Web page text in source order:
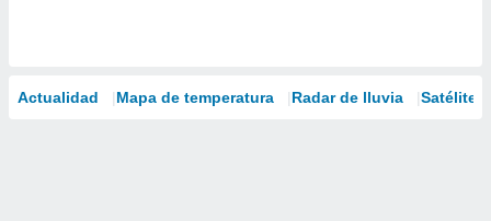
Actualidad Mapa de temperatura Radar de lluvia Satélites